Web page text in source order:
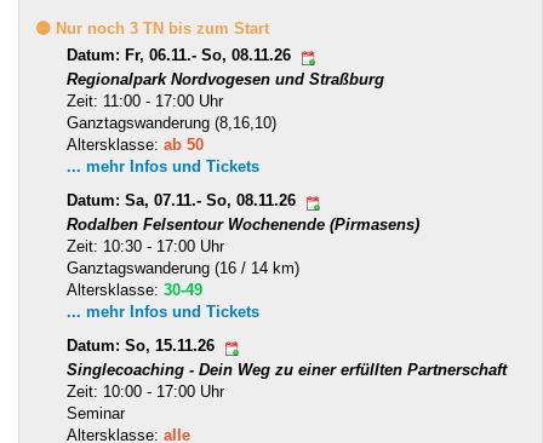
🟡 Nur noch 3 TN bis zum Start
Datum: Fr, 06.11.- So, 08.11.26
Regionalpark Nordvogesen und Straßburg
Zeit: 11:00 - 17:00 Uhr
Ganztagswanderung (8,16,10)
Altersklasse: ab 50
... mehr Infos und Tickets
Datum: Sa, 07.11.- So, 08.11.26
Rodalben Felsentour Wochenende (Pirmasens)
Zeit: 10:30 - 17:00 Uhr
Ganztagswanderung (16 / 14 km)
Altersklasse: 30-49
... mehr Infos und Tickets
Datum: So, 15.11.26
Singlecoaching - Dein Weg zu einer erfüllten Partnerschaft
Zeit: 10:00 - 17:00 Uhr
Seminar
Altersklasse: alle